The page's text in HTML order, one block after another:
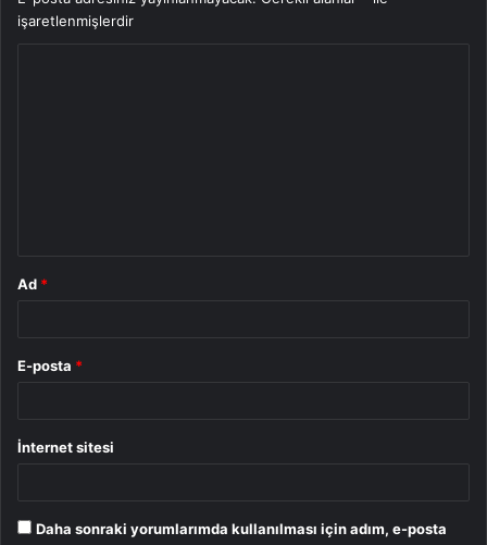
işaretlenmişlerdir
Ad *
E-posta *
İnternet sitesi
Daha sonraki yorumlarımda kullanılması için adım, e-posta